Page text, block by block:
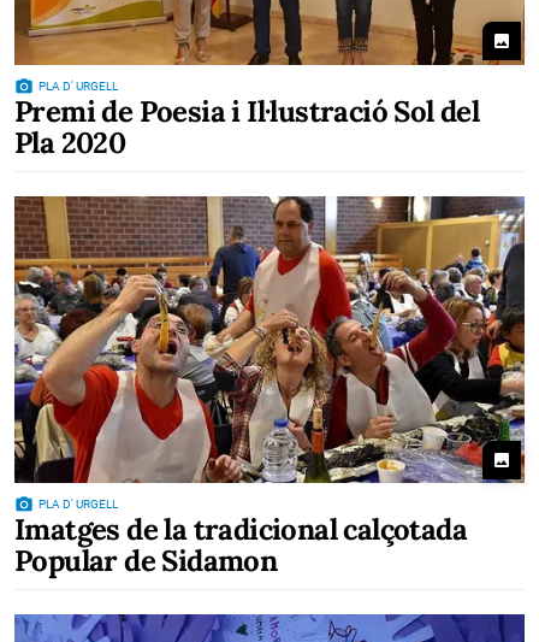
photo
photo_camera PLA D' URGELL
Premi de Poesia i Il·lustració Sol del
Pla 2020
photo
photo_camera PLA D' URGELL
Imatges de la tradicional calçotada
Popular de Sidamon